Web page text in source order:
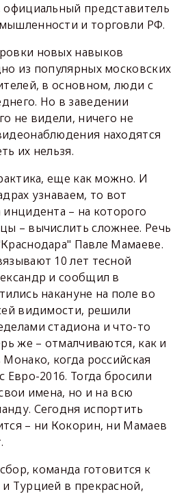
представитель
и торговли РФ.
новых навыков
из популярных московских
в основном, люди с
Но в заведении
не видели, ничего не
находятся
их нельзя.
еще как можно. И
узнаваем, то вот
инцидента – на которого
– вычислить сложнее. Речь
Павле Мамаеве.
10 лет тесной
и сообщил в
накануне на поле во
видимости, решили
стадиона и что-то
же – отмалчиваются, как и
когда российская
Евро-2016. Тогда бросили
имена, но и на всю
Сегодня испортить
– ни Кокорин, ни Мамаев
команда готовится к
Турцией в прекрасной,